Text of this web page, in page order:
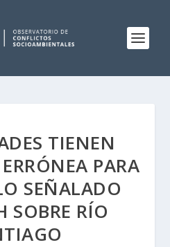
TIENEN
PARA
SEÑALADO
SOBRE RÍO